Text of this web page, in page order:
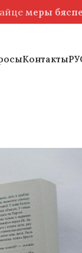
Контакты
[BLR]
меры